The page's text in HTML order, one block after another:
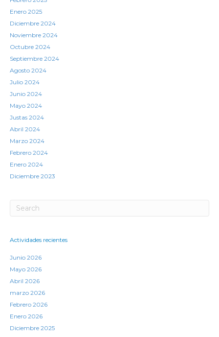
Enero 2025
Diciembre 2024
Noviembre 2024
Octubre 2024
Septiembre 2024
Agosto 2024
Julio 2024
Junio 2024
Mayo 2024
Justas 2024
Abril 2024
Marzo 2024
Febrero 2024
Enero 2024
Diciembre 2023
Actividades recientes
Junio 2026
Mayo 2026
Abril 2026
marzo 2026
Febrero 2026
Enero 2026
Diciembre 2025